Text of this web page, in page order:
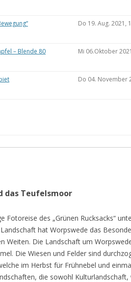
Do 19. Aug. 2021,
– Blende 80 Mi 06.Oktober
Do 04. November
das Teufelsmoor
Fotoreise des „Grünen Rucksacks“
hat Worpswede das
Weiten. Die Landschaft um
Die Wiesen und Felder sind
im Herbst für Frühnebel und
die sowohl Kulturlandschaft,